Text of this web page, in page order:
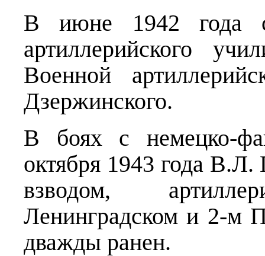
В июне 1942 года
артиллерийского
Военной
Дзержинского.
В боях с немецко-
октября 1943 года
взводом,
Ленинградском и 2-м
дважды ранен.